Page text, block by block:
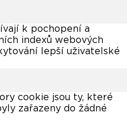
k pochopení a
indexů webových
lepší uživatelské
cookie jsou ty, které
zařazeny do žádné